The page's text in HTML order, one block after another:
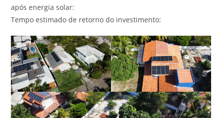
após energia solar:
Tempo estimado de retorno do investimento: